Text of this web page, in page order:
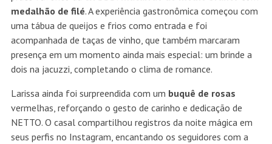
medalhão de filé. A experiência gastronômica começou com
uma tábua de queijos e frios como entrada e foi
acompanhada de taças de vinho, que também marcaram
presença em um momento ainda mais especial: um brinde a
dois na jacuzzi, completando o clima de romance.
Larissa ainda foi surpreendida com um buquê de rosas
vermelhas, reforçando o gesto de carinho e dedicação de
NETTO. O casal compartilhou registros da noite mágica em
seus perfis no Instagram, encantando os seguidores com a